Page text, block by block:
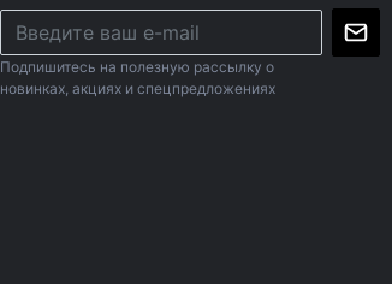
Подпишитесь на полезную рассылку о
новинках, акциях и спецпредложениях